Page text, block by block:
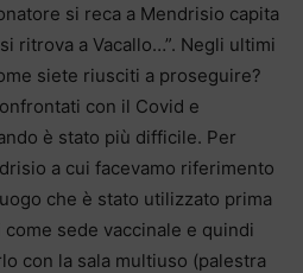
si reca a Mendrisio capita
ritrova a Vacallo…”. Negli ultimi
siete riusciti a proseguire?
con il Covid e
è stato più difficile. Per
a cui facevamo riferimento
che è stato utilizzato prima
come sede vaccinale e quindi
con la sala multiuso (palestra